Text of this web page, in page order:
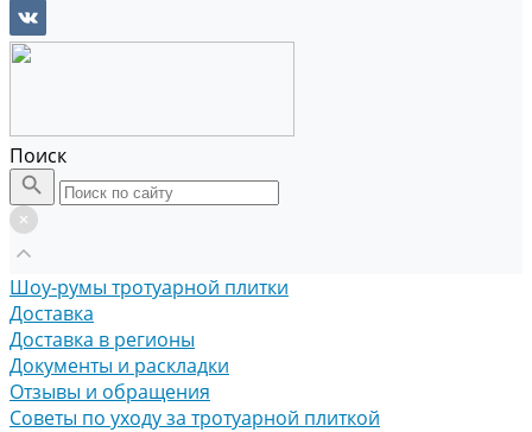
Поиск
Шоу-румы тротуарной плитки
Доставка
Доставка в регионы
Документы и раскладки
Отзывы и обращения
Советы по уходу за тротуарной плиткой